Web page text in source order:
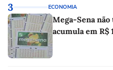
3 ECONOMIA
Mega-Sena
acumula em R$